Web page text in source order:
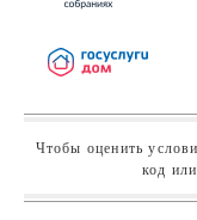
Чтобы оценить
код